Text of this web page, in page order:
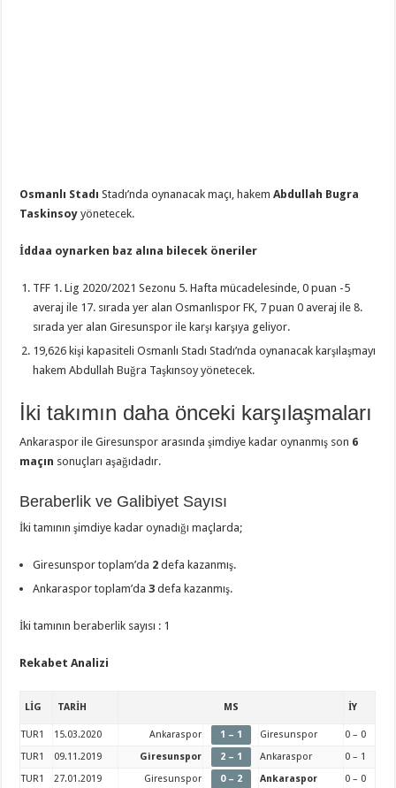
Osmanlı Stadı Stadı’nda oynanacak maçı, hakemAbdullah Bugra
Taskinsoy yönetecek.
İddaa oynarken baz alına bilecek öneriler
TFF 1. Lig 2020/2021 Sezonu 5. Hafta mücadelesinde, 0 puan -5
averaj ile 17. sırada yer alan Osmanlıspor FK, 7 puan 0 averaj ile 8.
sırada yer alan Giresunspor ile karşı karşıya geliyor.
19,626 kişi kapasiteli Osmanlı Stadı Stadı’nda oynanacak karşılaşmayı
hakem Abdullah Buğra Taşkınsoy yönetecek.
İki takımın daha önceki karşılaşmaları
Ankaraspor ile Giresunspor arasında şimdiye kadar oynanmış son 6
maçın sonuçları aşağıdadır.
Beraberlik ve Galibiyet Sayısı
İki tamının şimdiye kadar oynadığı maçlarda;
Giresunspor toplam’da 2 defa kazanmış.
Ankaraspor toplam’da3 defa kazanmış.
İki tamının beraberlik sayısı : 1
Rekabet Analizi
LİG TARİH MS İY
TUR1 15.03.2020 Ankaraspor 1 – 1 Giresunspor
0 – 0
TUR1
09.11.2019 Giresunspor 2 – 1 Ankaraspor
0 – 1
TUR1
27.01.2019 Giresunspor 0 – 2 Ankaraspor 0 – 0